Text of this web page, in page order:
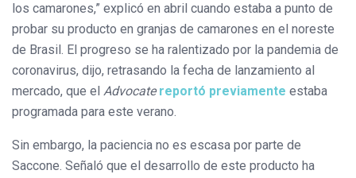
los camarones,” explicó en abril cuando estaba a punto de
probar su producto en granjas de camarones en el noreste
de Brasil. El progreso se ha ralentizado por la pandemia de
coronavirus, dijo, retrasando la fecha de lanzamiento al
mercado, que el Advocate reportó previamente estaba
programada para este verano.
Sin embargo, la paciencia no es escasa por parte de
Saccone. Señaló que el desarrollo de este producto ha